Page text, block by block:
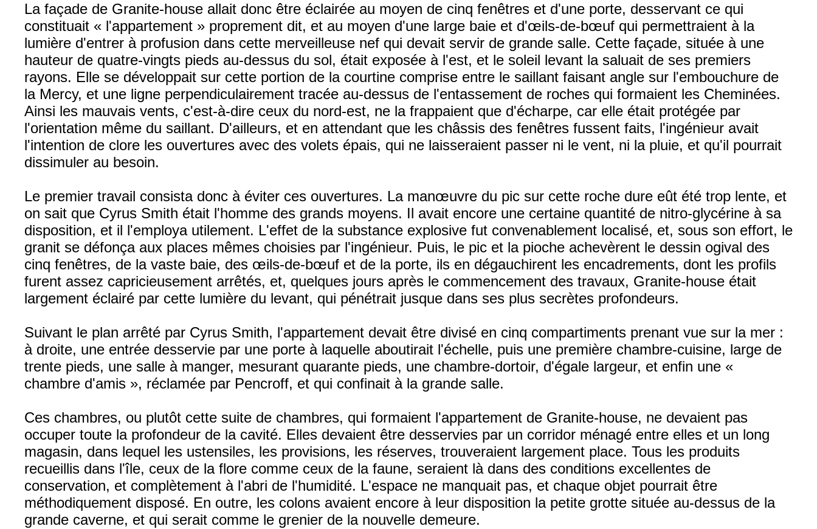
La façade de Granite-house allait donc être éclairée au moyen de cinq fenêtres et d'une porte, desservant ce qui
constituait « l'appartement » proprement dit, et au moyen d'une large baie et d'œils-de-bœuf qui permettraient à la
lumière d'entrer à profusion dans cette merveilleuse nef qui devait servir de grande salle. Cette façade, située à une
hauteur de quatre-vingts pieds au-dessus du sol, était exposée à l'est, et le soleil levant la saluait de ses premiers
rayons. Elle se développait sur cette portion de la courtine comprise entre le saillant faisant angle sur l'embouchure de
la Mercy, et une ligne perpendiculairement tracée au-dessus de l'entassement de roches qui formaient les Cheminées.
Ainsi les mauvais vents, c'est-à-dire ceux du nord-est, ne la frappaient que d'écharpe, car elle était protégée par
l'orientation même du saillant. D'ailleurs, et en attendant que les châssis des fenêtres fussent faits, l'ingénieur avait
l'intention de clore les ouvertures avec des volets épais, qui ne laisseraient passer ni le vent, ni la pluie, et qu'il pourrait
dissimuler au besoin.
Le premier travail consista donc à éviter ces ouvertures. La manœuvre du pic sur cette roche dure eût été trop lente, et
on sait que Cyrus Smith était l'homme des grands moyens. Il avait encore une certaine quantité de nitro-glycérine à sa
disposition, et il l'employa utilement. L'effet de la substance explosive fut convenablement localisé, et, sous son effort, le
granit se défonça aux places mêmes choisies par l'ingénieur. Puis, le pic et la pioche achevèrent le dessin ogival des
cinq fenêtres, de la vaste baie, des œils-de-bœuf et de la porte, ils en dégauchirent les encadrements, dont les profils
furent assez capricieusement arrêtés, et, quelques jours après le commencement des travaux, Granite-house était
largement éclairé par cette lumière du levant, qui pénétrait jusque dans ses plus secrètes profondeurs.
Suivant le plan arrêté par Cyrus Smith, l'appartement devait être divisé en cinq compartiments prenant vue sur la mer :
à droite, une entrée desservie par une porte à laquelle aboutirait l'échelle, puis une première chambre-cuisine, large de
trente pieds, une salle à manger, mesurant quarante pieds, une chambre-dortoir, d'égale largeur, et enfin une «
chambre d'amis », réclamée par Pencroff, et qui confinait à la grande salle.
Ces chambres, ou plutôt cette suite de chambres, qui formaient l'appartement de Granite-house, ne devaient pas
occuper toute la profondeur de la cavité. Elles devaient être desservies par un corridor ménagé entre elles et un long
magasin, dans lequel les ustensiles, les provisions, les réserves, trouveraient largement place. Tous les produits
recueillis dans l'île, ceux de la flore comme ceux de la faune, seraient là dans des conditions excellentes de
conservation, et complètement à l'abri de l'humidité. L'espace ne manquait pas, et chaque objet pourrait être
méthodiquement disposé. En outre, les colons avaient encore à leur disposition la petite grotte située au-dessus de la
grande caverne, et qui serait comme le grenier de la nouvelle demeure.